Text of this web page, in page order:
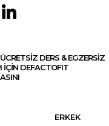
DERS & EGZERSİZ
İÇİN DEFACTOFIT
ERKEK